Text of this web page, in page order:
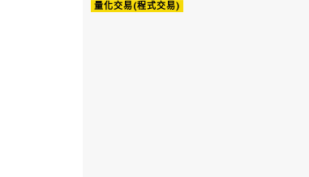
量化交易(程式交易)